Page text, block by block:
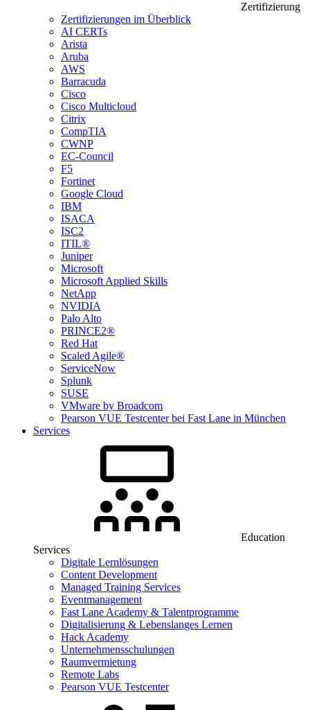
Zertifizierung
Zertifizierungen im Überblick
AI CERTs
Arista
Aruba
AWS
Barracuda
Cisco
Cisco Multicloud
Citrix
CompTIA
CWNP
EC-Council
F5
Fortinet
Google Cloud
IBM
ISACA
ISC2
ITIL®
Juniper
Microsoft
Microsoft Applied Skills
NetApp
NVIDIA
Palo Alto
PRINCE2®
Red Hat
Scaled Agile®
ServiceNow
Splunk
SUSE
VMware by Broadcom
Pearson VUE Testcenter bei Fast Lane in München
Services
Education
Services
Digitale Lernlösungen
Content Development
Managed Training Services
Eventmanagement
Fast Lane Academy & Talentprogramme
Digitalisierung & Lebenslanges Lernen
Hack Academy
Unternehmensschulungen
Raumvermietung
Remote Labs
Pearson VUE Testcenter